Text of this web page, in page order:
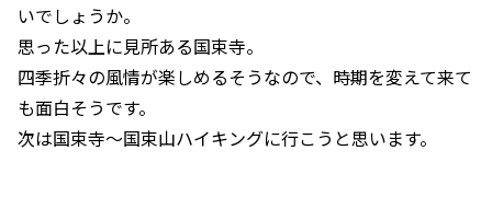
いでしょうか。
思った以上に見所ある国束寺。
四季折々の風情が楽しめるそうなので、時期を変えて来て
も面白そうです。
次は国束寺～国束山ハイキングに行こうと思います。